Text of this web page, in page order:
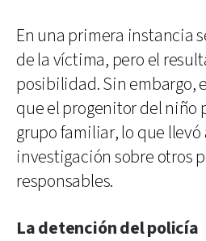
En una primera instancia
de la víctima, pero el
posibilidad. Sin embargo,
que el progenitor del niño
grupo familiar, lo que
investigación sobre otros
responsables.
La detención del policía